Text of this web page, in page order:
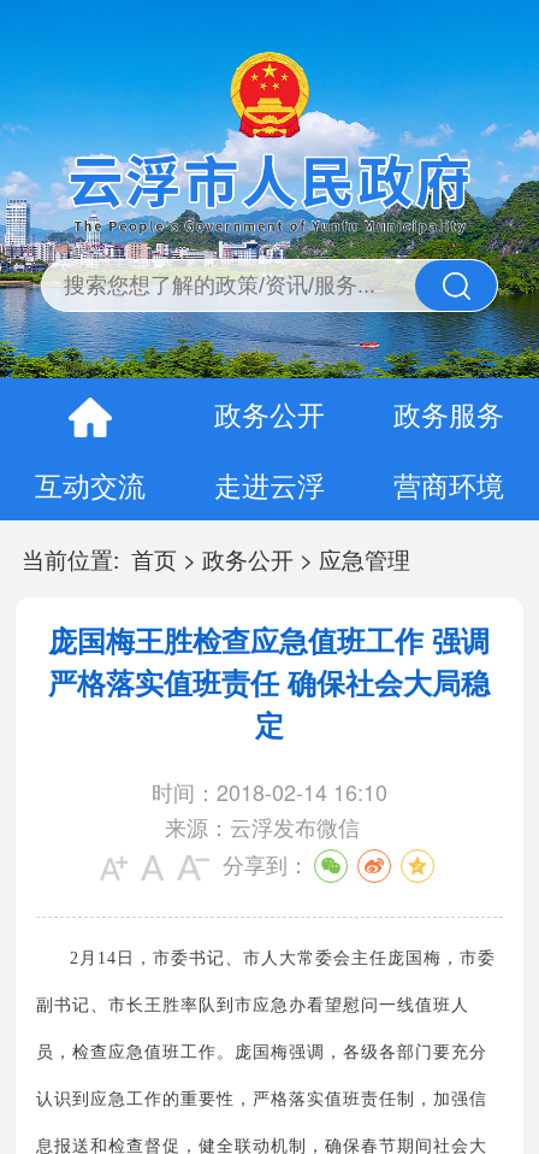
政务公开
政务服务
互动交流
走进云浮 营商环境
当前位置: 首页> 政务公开> 应急管理
庞国梅王胜检查应急值班工作 强调
严格落实值班责任 确保社会大局稳
定
时间：2018-02-14 16:10
来源：云浮发布微信
分享到：
2月14日，市委书记、市人大常委会主任庞国梅，市委
副书记、市长王胜率队到市应急办看望慰问一线值班人
员，检查应急值班工作。庞国梅强调，各级各部门要充分
认识到应急工作的重要性，严格落实值班责任制，加强信
息报送和检查督促，健全联动机制，确保春节期间社会大